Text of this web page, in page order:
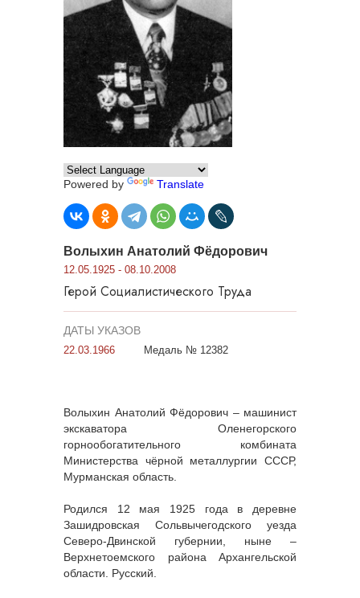
Powered by Translate
Волыхин Анатолий Фёдорович
12.05.1925 - 08.10.2008
Герой Социалистического Труда
ДАТЫ УКАЗОВ
22.03.1966 Медаль № 12382
Волыхин Анатолий Фёдорович – машинист
экскаватора Оленегорского
горнообогатительного комбината
Министерства чёрной металлургии СССР,
Мурманская область.
Родился 12 мая 1925 года в деревне
Зашидровская Сольвычегодского уезда
Северо-Двинской губернии, ныне –
Верхнетоемского района Архангельской
области. Русский.